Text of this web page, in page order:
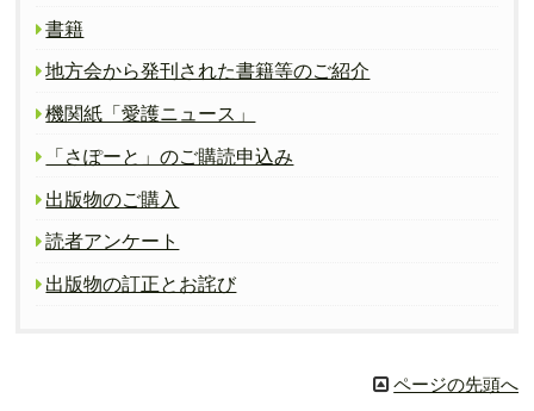
書籍
地方会から発刊された書籍等のご紹介
機関紙「愛護ニュース」
「さぽーと」のご購読申込み
出版物のご購入
読者アンケート
出版物の訂正とお詫び
ページの先頭へ